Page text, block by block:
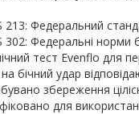
213: Федеральний
302: Федеральні норми
тест Evenflo для
бічний удар
збереження
для